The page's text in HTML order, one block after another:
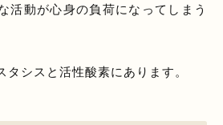
活動が心身の負荷になってしまう
タシスと活性酸素にあります。